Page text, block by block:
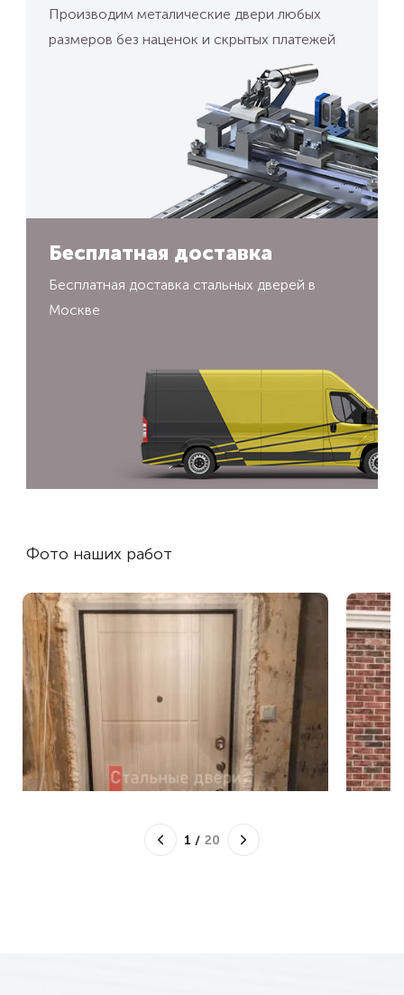
Производим металические двери любых
размеров без наценок и скрытых платежей
Бесплатная доставка
Бесплатная доставка стальных дверей в
Москве
Фото наших работ
1 / 20